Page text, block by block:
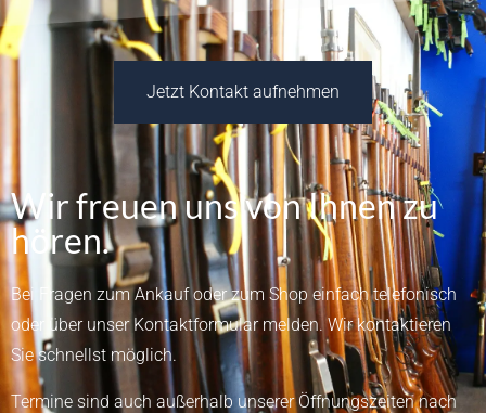
Jetzt Kontakt aufnehmen
Wir freuen uns von Ihnen zu
hören.
Bei Fragen zum Ankauf oder zum Shop einfach telefonisch
oder über unser Kontaktformularmelden.Wir kontaktieren
Sie schnellst möglich.
Termine sind auch außerhalb unserer Öffnungszeiten nach